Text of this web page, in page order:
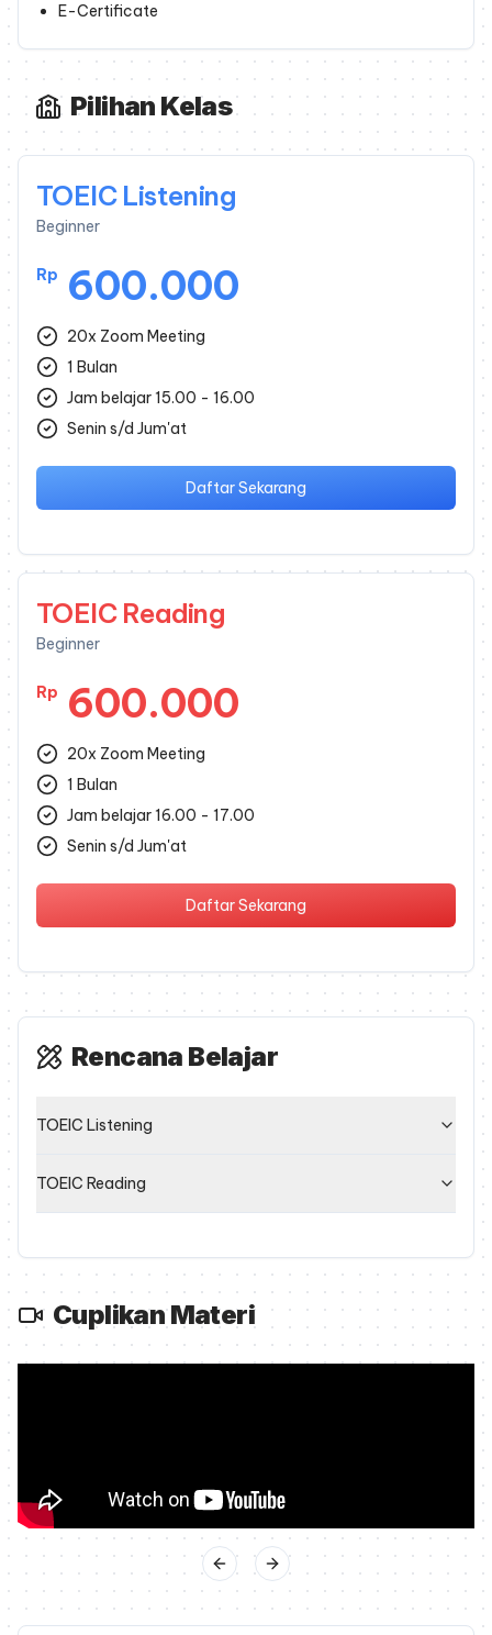
E-Certificate
Pilihan Kelas
TOEIC Listening
Beginner
Rp 600.000
20x Zoom Meeting
1 Bulan
Jam belajar 15.00 - 16.00
Senin s/d Jum'at
Daftar Sekarang
TOEIC Reading
Beginner
Rp 600.000
20x Zoom Meeting
1 Bulan
Jam belajar 16.00 - 17.00
Senin s/d Jum'at
Daftar Sekarang
Rencana Belajar
TOEIC Listening
TOEIC Reading
Cuplikan Materi
Previous slideNext slide